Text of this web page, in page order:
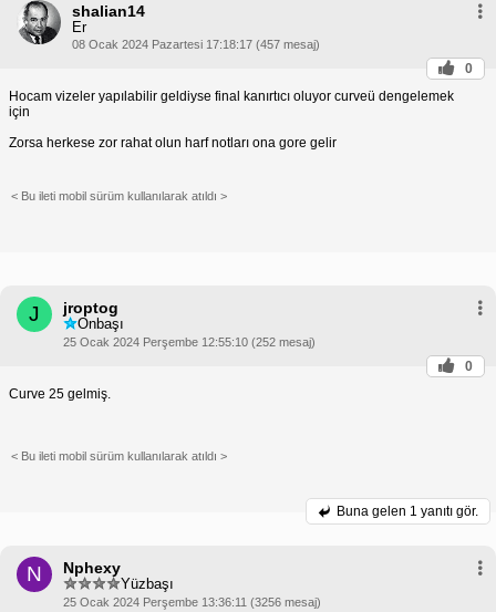
shalian14
Er
08 Ocak 2024 Pazartesi 17:18:17 (457 mesaj)
0
Hocam vizeler yapılabilir geldiyse final kanırtıcı oluyor curveü dengelemek
için
Zorsa herkese zor rahat olun harf notları ona gore gelir
< Bu ileti mobil sürüm kullanılarak atıldı >
J jroptog
Onbaşı
25 Ocak 2024 Perşembe 12:55:10 (252 mesaj)
0
Curve 25 gelmiş.
< Bu ileti mobil sürüm kullanılarak atıldı >
Buna gelen 1 yanıtı gör.
N Nphexy
Yüzbaşı
25 Ocak 2024 Perşembe 13:36:11 (3256 mesaj)